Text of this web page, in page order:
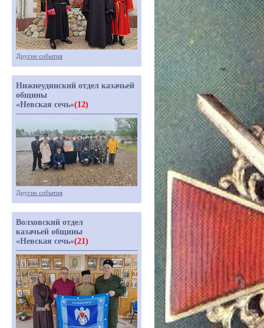
Другие события
Нижнеудинский отдел казачьей
общины
«Невская сечь»(12)
Другие события
Волховский отдел
казачьей общины
«Невская сечь»(21)